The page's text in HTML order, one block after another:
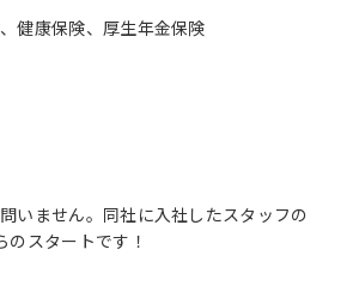
健康保険、厚生年金保険
いません。同社に入社したスタッフの
スタートです！